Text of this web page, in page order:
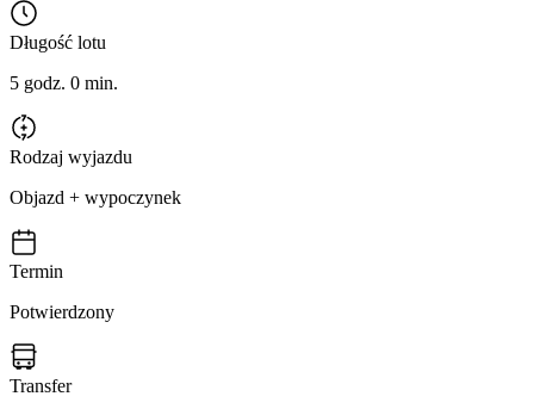
Długość lotu
5 godz. 0 min.
Rodzaj wyjazdu
Objazd + wypoczynek
Termin
Potwierdzony
Transfer